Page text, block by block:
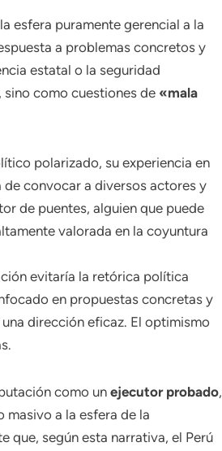
esfera puramente gerencial a la
a problemas concretos y
estatal o la seguridad
como cuestiones de «mala
polarizado, su experiencia en
convocar a diversos actores y
de puentes, alguien que puede
valorada en la coyuntura
evitaría la retórica política
en propuestas concretas y
dirección eficaz. El optimismo
como un ejecutor probado,
a la esfera de la
que, según esta narrativa, el Perú